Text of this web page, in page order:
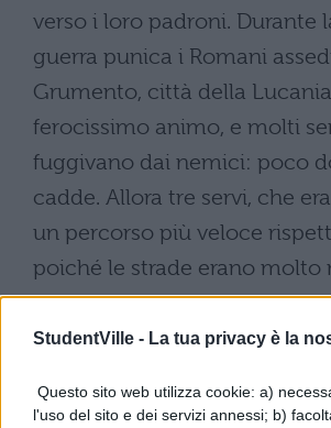
StudentVille - La tua privacy è la
Questo sito web utilizza cookie: a)
l'uso del sito e dei servizi annessi; b)
verso i loro padroni. Durante
guerra punica i Romani
Grumento, città della
ferocissimo animo, e molti
fuggivano dai nemici: poco
cadde. Allora tre servi, che
un percorso più veloce
poiché le strade erano molto
accorsero in una casa
prestato servizio. Lì trovarono
con loro. Allora i soldati